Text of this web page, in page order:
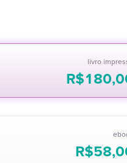
livro
R$
R$